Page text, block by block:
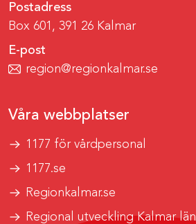
Postadress
Box 601, 391 26 Kalmar
E-post
region@regionkalmar.se
Våra webbplatser
1177 för vårdpersonal
1177.se
Regionkalmar.se
Regional utveckling Kalmar län